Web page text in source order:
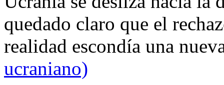
quedado claro que el
realidad escondía una
ucraniano)